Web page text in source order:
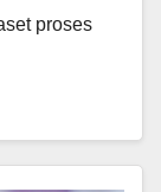
proses